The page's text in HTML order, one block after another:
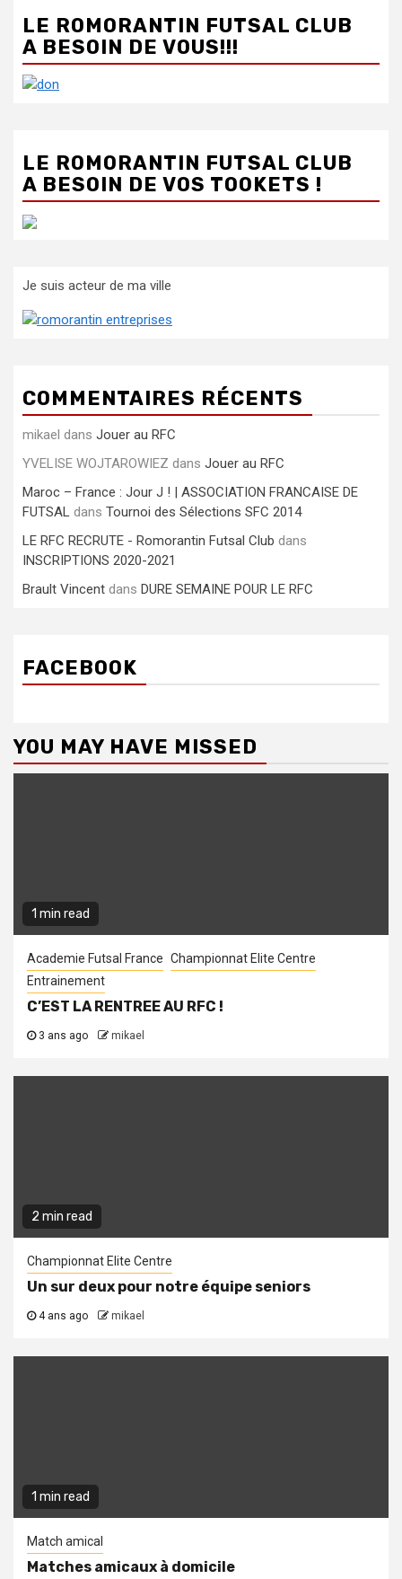
LE ROMORANTIN FUTSAL CLUB
A BESOIN DE VOUS!!!
LE ROMORANTIN FUTSAL CLUB
A BESOIN DE VOS TOOKETS !
Je suis acteur de ma ville
COMMENTAIRES RÉCENTS
mikael dans Jouer au RFC
YVELISE WOJTAROWIEZ dans Jouer au RFC
Maroc – France : Jour J ! | ASSOCIATION FRANCAISE DE
FUTSAL dans Tournoi des Sélections SFC 2014
LE RFC RECRUTE - Romorantin Futsal Club dans
INSCRIPTIONS 2020-2021
Brault Vincent dans DURE SEMAINE POUR LE RFC
FACEBOOK
YOU MAY HAVE MISSED
1 min read
Academie Futsal France Championnat Elite Centre
Entrainement
C’EST LA RENTREE AU RFC !
3 ans ago mikael
2 min read
Championnat Elite Centre
Un sur deux pour notre équipe seniors
4 ans ago mikael
1 min read
Match amical
Matches amicaux à domicile